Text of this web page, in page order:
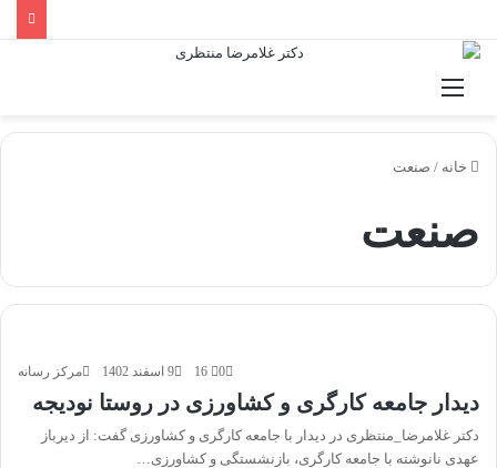
خانه / صنعت
صنعت
مرکز رسانه 9 اسفند 1402 0
دیدار جامعه کارگری و کشاورزی در روستا نودیجه
دکتر غلامرضا_منتظری در دیدار با جامعه کارگری و کشاورزی گفت: از دیرباز
عهدی نانوشته با جامعه کارگری، بازنشستگی و کشاورزی…